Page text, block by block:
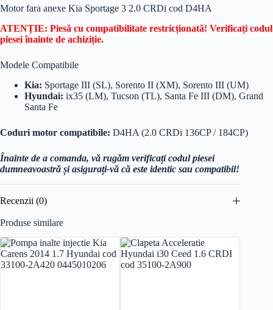
Motor fara anexe Kia Sportage 3 2.0 CRDi cod D4HA
ATENȚIE: Piesă cu compatibilitate restricționată! Verificați codul
piesei înainte de achiziție.
Modele Compatibile
Kia: Sportage III (SL), Sorento II (XM), Sorento III (UM)
Hyundai: ix35 (LM), Tucson (TL), Santa Fe III (DM), Grand
Santa Fe
Coduri motor compatibile: D4HA (2.0 CRDi 136CP / 184CP)
Înainte de a comanda, vă rugăm verificați codul piesei
dumneavoastră și asigurați-vă că este identic sau compatibil!
Recenzii (0)
Produse similare